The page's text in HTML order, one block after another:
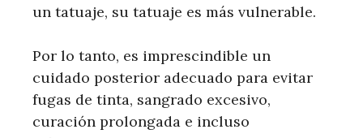
un tatuaje, su tatuaje es más vulnerable.
Por lo tanto, es imprescindible un
cuidado posterior adecuado para evitar
fugas de tinta, sangrado excesivo,
curación prolongada e incluso